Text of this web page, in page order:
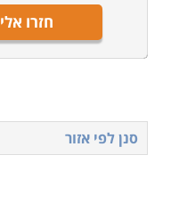
חזרו אלי
סנן לפי אזור